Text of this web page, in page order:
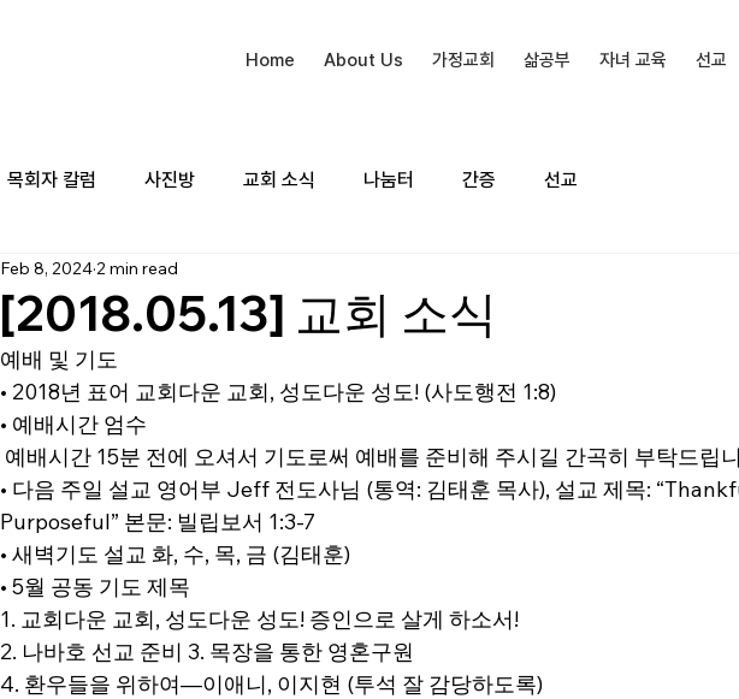
Home About Us 가정교회 삶공부 자녀 교육 선교
목회자 칼럼 사진방 교회 소식 나눔터 간증 선교
[2018.05.13] 교회 소식
Feb 8, 2024 2 min read
예배 및 기도
• 2018년 표어 교회다운 교회, 성도다운 성도! (사도행전 1:8)
• 예배시간 엄수
예배시간 15분 전에 오셔서 기도로써 예배를 준비해 주시길 간곡히 부탁드립
• 다음 주일 설교 영어부 Jeff 전도사님 (통역: 김태훈 목사), 설교 제목:
Purposeful” 본문: 빌립보서 1:3-7
• 새벽기도 설교 화, 수, 목, 금 (김태훈)
• 5월 공동 기도 제목
1. 교회다운 교회, 성도다운 성도! 증인으로 살게 하소서!
2. 나바호 선교 준비 3. 목장을 통한 영혼구원
4. 환우들을 위하여―이애니, 이지현 (투석 잘 감당하도록)